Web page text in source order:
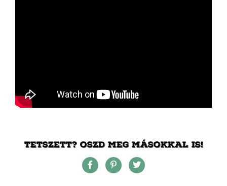
TETSZETT? OSZD MEG MÁSOKKAL IS!